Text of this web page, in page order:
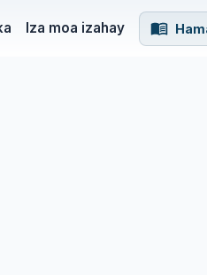
Iza moa izahay